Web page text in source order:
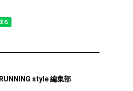
RUNNING style 編集部